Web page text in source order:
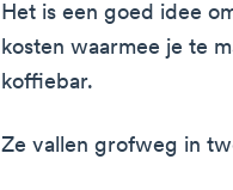
Het is een goed idee
kosten waarmee je te
koffiebar.
Ze vallen grofweg in